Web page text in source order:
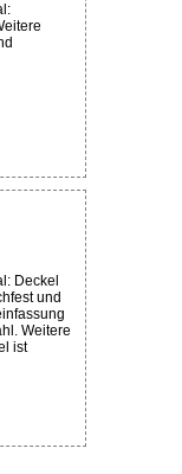
Deckel
und
Weitere
ist